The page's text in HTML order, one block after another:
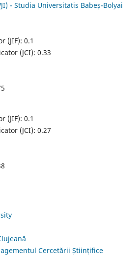
- Studia Universitatis Babeș-Bolyai
(JIF): 0.1
(JCI): 0.33
(JIF): 0.1
(JCI): 0.27
Cercetării Științifice